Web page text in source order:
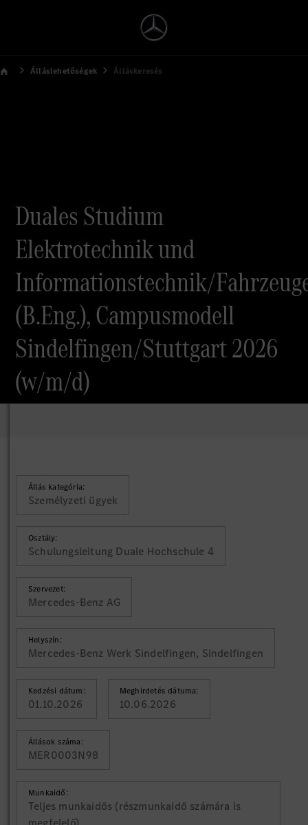
Álláslehetőségek Álláskeresés
Duales Studium
Elektrotechnik und
Informationstechnik/
(B.Eng.), Campusmodell
Sindelfingen/Stuttgart 2026
(w/m/d)
Állás kategória:
Személyzeti ügyek
Osztály:
Schulungsleitung Duale Hochschule 4
Szervezet:
Mercedes-Benz AG
Helyszín:
Mercedes-Benz Werk Sindelfingen, Sindelfingen
Kedzési dátum:
01.10.2026
Meghirdetés dátuma:
10.06.2026
Állások száma:
MER0003N98
Munkaidő:
Teljes munkaidős (részmunkaidő számára is